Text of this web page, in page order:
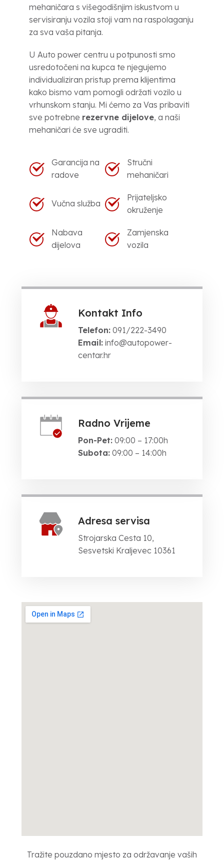
mehaničara s višegodišnjim iskustvom u
servisiranju vozila stoji vam na raspolaganju
za sva vaša pitanja.
U Auto power centru u potpunosti smo
usredotočeni na kupca te njegujemo
individualiziran pristup prema klijentima
kako bismo vam pomogli održati vozilo u
vrhunskom stanju. Mi ćemo za Vas pribaviti
sve potrebne rezervne dijelove, a naši
mehaničari će sve ugraditi.
Garancija na
radove
Stručni
mehaničari
Vučna služba
Prijateljsko
okruženje
Nabava
dijelova
Zamjenska
vozila
Kontakt Info
Telefon:091/222-3490
Email: info@autopower-
centar.hr
Radno Vrijeme
Pon-Pet:09:00 – 17:00h
Subota:09:00 – 14:00h
Adresa servisa
Strojarska Cesta 10,
Sesvetski Kraljevec 10361
Tražite pouzdano mjesto za održavanje vaših